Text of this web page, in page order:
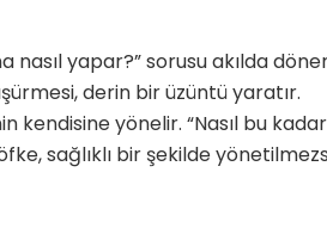
nasıl yapar?” sorusu akılda
derin bir üzüntü yaratır.
kendisine yönelir. “Nasıl bu kadar
sağlıklı bir şekilde